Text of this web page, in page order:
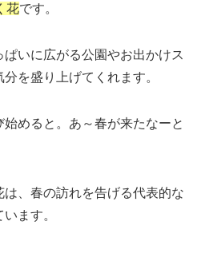
花です。
いに広がる公園やお出かけス
を盛り上げてくれます。
めると。あ～春が来たなーと
、春の訪れを告げる代表的な
ます。